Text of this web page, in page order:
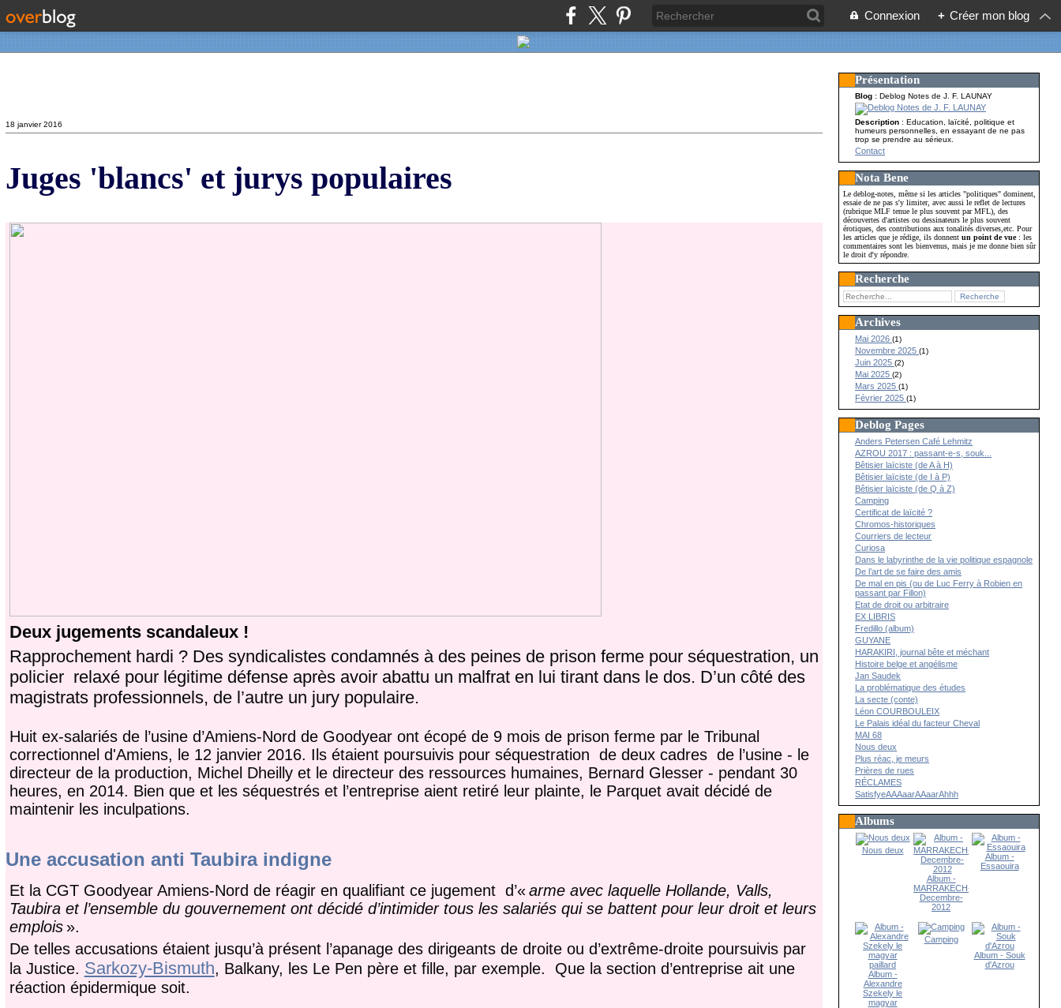
Connexion + Créer mon blog
18 janvier 2016
Juges 'blancs' et jurys populaires
Deux jugements scandaleux !
Rapprochement hardi ? Des syndicalistes condamnés à des peines de prison ferme pour séquestration, un
policier relaxé pour légitime défense après avoir abattu un malfrat en lui tirant dans le dos. D’un côté des
magistrats professionnels, de l’autre un jury populaire.
Huit ex-salariés de l’usine d’Amiens-Nord de Goodyear ont écopé de 9 mois de prison ferme par le Tribunal
correctionnel d'Amiens, le 12 janvier 2016. Ils étaient poursuivis pour séquestration de deux cadres de l’usine - le
directeur de la production, Michel Dheilly et le directeur des ressources humaines, Bernard Glesser - pendant 30
heures, en 2014. Bien que et les séquestrés et l’entreprise aient retiré leur plainte, le Parquet avait décidé de
maintenir les inculpations.
Une accusation anti Taubira indigne
Et la CGT Goodyear Amiens-Nord de réagir en qualifiant ce jugement d’«arme avec laquelle Hollande, Valls,
Taubira et l’ensemble du gouvernement ont décidé d’intimider tous les salariés qui se battent pour leur droit et leurs
emplois ».
De telles accusations étaient jusqu’à présent l’apanage des dirigeants de droite ou d’extrême-droite poursuivis par
la Justice. Sarkozy-Bismuth, Balkany, les Le Pen père et fille, par exemple. Que la section d’entreprise ait une
réaction épidermique soit.
Présentation
Blog : Deblog Notes de J. F. LAUNAY
Description: Education, laïcité, politique et
humeurs personnelles, en essayant de ne pas
trop se prendre au sérieux.
Contact
Nota Bene
Le deblog-notes, même si les articles "politiques" dominent,
essaie de ne pas s'y limiter, avec aussi le reflet de lectures
(rubrique MLF tenue le plus souvent par MFL), des
découvertes d'artistes ou dessinateurs le plus souvent
érotiques, des contributions aux tonalités diverses,etc. Pour
les articles que je rédige, ils donnentun point de vue: les
commentaires sont les bienvenus, mais je me donne bien sûr
le droit d'y répondre.
Recherche
Archives
Mai 2026(1)
Novembre 2025(1)
Juin 2025(2)
Mai 2025(2)
Mars 2025(1)
Février 2025(1)
Deblog Pages
Anders Petersen Café Lehmitz
AZROU 2017 : passant-e-s, souk...
Bêtisier laïciste (de A à H)
Bêtisier laïciste (de I à P)
Bêtisier laïciste (de Q à Z)
Camping
Certificat de laïcité ?
Chromos-historiques
Courriers de lecteur
Curiosa
Dans le labyrinthe de la vie politique espagnole
De l’art de se faire des amis
De mal en pis (ou de Luc Ferry à Robien en
passant par Fillon)
Etat de droit ou arbitraire
EX LIBRIS
Fredillo (album)
GUYANE
HARAKIRI, journal bête et méchant
Histoire belge et angélisme
Jan Saudek
La problématique des études
La secte (conte)
Léon COURBOULEIX
Le Palais idéal du facteur Cheval
MAI 68
Nous deux
Plus réac, je meurs
Prières de rues
RÉCLAMES
SatisfyeAAAaarAAaarAhhh
Albums
Nous deux
Album -
MARRAKECH-
Decembre-
2012
Album -
Essaouira
Album -
Alexandre
Szekely le
magyar
Camping
Album - Souk
d'Azrou